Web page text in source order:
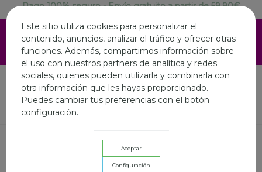
Este sitio utiliza cookies para personalizar el
contenido, anuncios, analizar el tráfico y ofrecer otras
funciones. Además, compartimos información sobre
el uso con nuestros partners de analítica y redes
sociales, quienes pueden utilizarla y combinarla con
otra información que les hayas proporcionado.
Puedes cambiar tus preferencias con el botón
configuración.
Aceptar
Configuración
Pago 100% seguro - Envío gratuito a partir de 59.90€
ESTAMOS DE VACACIONES EN AGOSTO.LA WEB SIGUE
ABIERTA Y LOS ENVIOS ONLINE SERAN LOS DIAS 3,10 Y
17 AGOSTO.FELIZ VERANO A TOD@S
CAMALEONICA by Capriche
ACCESORIOS CAMALEÓNICA
colección de accesorios de Camaleónica